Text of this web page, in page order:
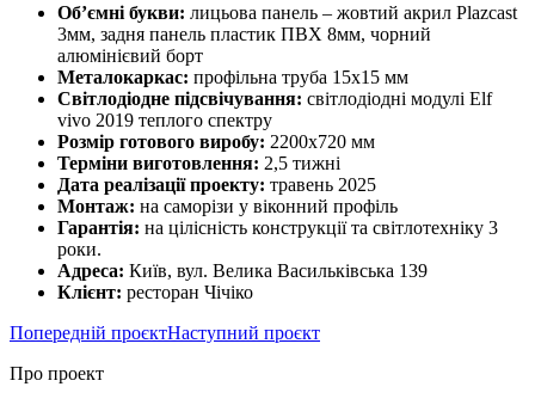
Об’ємні букви: лицьова панель – жовтий акрил Plazcast
3мм, задня панель пластик ПВХ 8мм, чорний
алюмінієвий борт
Металокаркас: профільна труба 15х15 мм
Світлодіодне підсвічування: світлодіодні модулі Elf
vivo 2019 теплого спектру
Розмір готового виробу: 2200х720 мм
Терміни виготовлення: 2,5 тижні
Дата реалізації проекту: травень 2025
Монтаж: на саморізи у віконний профіль
Гарантія: на цілісність конструкції та світлотехніку 3
роки.
Адреса: Київ, вул. Велика Васильківська 139
Клієнт: ресторан Чічіко
Попередній проєктНаступний проєкт
Про проект